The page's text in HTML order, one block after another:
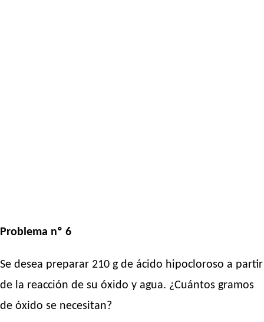
Problema nº 6
Se desea preparar 210 g de ácido hipocloroso a partir
de la reacción de su óxido y agua. ¿Cuántos gramos
de óxido se necesitan?